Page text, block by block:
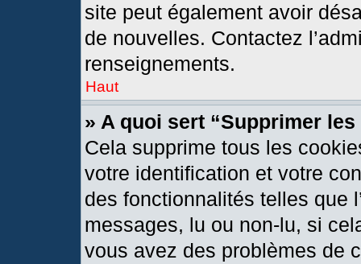
site peut également avoir
de nouvelles. Contactez
renseignements.
Haut
» A quoi sert “Supprimer
Cela supprime tous les
votre identification et votre
des fonctionnalités telles que
messages, lu ou non-lu, si
vous avez des problèmes de